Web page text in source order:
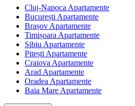
Cluj-Napoca Apartamente
București Apartamente
Brașov Apartamente
Timișoara Apartamente
Sibiu Apartamente
Pitești Apartamente
Craiova Apartamente
Arad Apartamente
Oradea Apartamente
Baia Mare Apartamente